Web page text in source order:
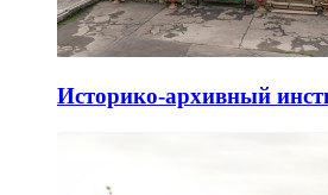
Историко-архивный